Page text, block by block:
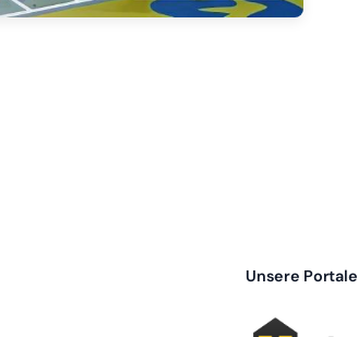
Unsere Portale